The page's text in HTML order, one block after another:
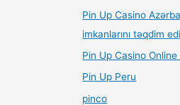
Pin Up Casino
imkanlarını təqdim
Pin Up Casino
Pin Up Peru
pinco